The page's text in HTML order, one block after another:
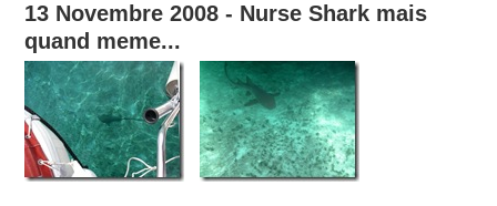
13 Novembre 2008 - Nurse Shark mais
quand meme...